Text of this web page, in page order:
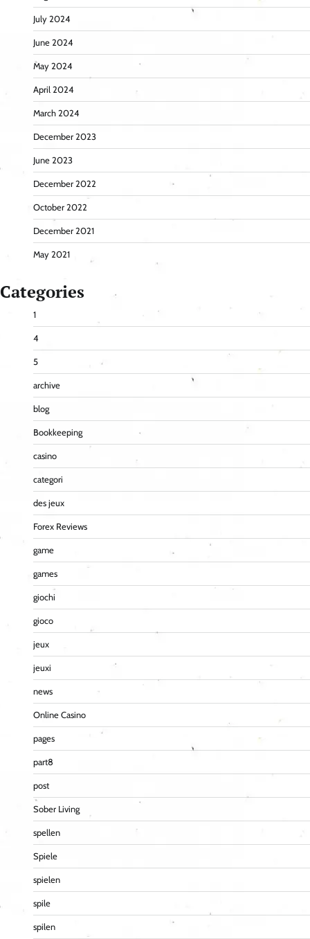
July 2024
June 2024
May 2024
April 2024
March 2024
December 2023
June 2023
December 2022
October 2022
December 2021
May 2021
Categories
1
4
5
archive
blog
Bookkeeping
casino
categori
des jeux
Forex Reviews
game
games
giochi
gioco
jeux
jeuxi
news
Online Casino
pages
part8
post
Sober Living
spellen
Spiele
spielen
spile
spilen